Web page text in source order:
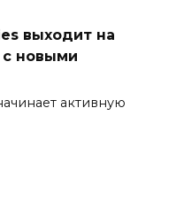
выходит на
новыми
активную